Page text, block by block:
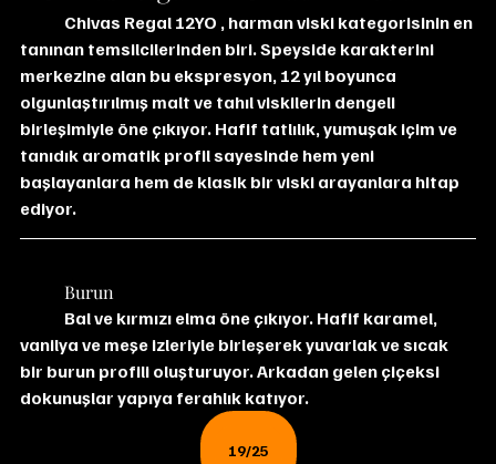
Chivas Regal 12YO , harman viski kategorisinin en
tanınan temsilcilerinden biri. Speyside karakterini
merkezine alan bu ekspresyon, 12 yıl boyunca
olgunlaştırılmış malt ve tahıl viskilerin dengeli
birleşimiyle öne çıkıyor. Hafif tatlılık, yumuşak içim ve
tanıdık aromatik profil sayesinde hem yeni
başlayanlara hem de klasik bir viski arayanlara hitap
ediyor.
	Burun
vanilya ve meşe izleriyle birleşerek yuvarlak ve sıcak
bir burun profili oluşturuyor. Arkadan gelen çiçeksi
dokunuşlar yapıya ferahlık katıyor.
19/25